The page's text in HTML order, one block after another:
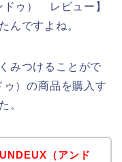
ドゥ） レビュー】
んですよね。
みつけることがで
）の商品を購入す
。
（アンド